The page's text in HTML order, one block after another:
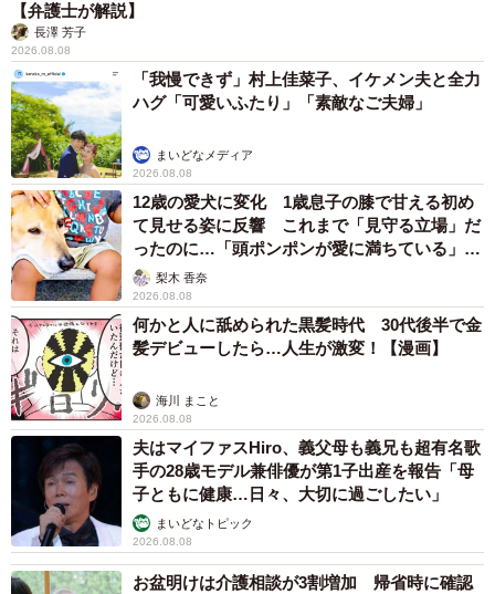
「デートで映画に行くなら事前に席を予約しておく」という声も多くあ
がっていた。都心の映画館や劇場ならカップルシートを選ぶという選択
肢もある。
映画館でカップルに席を譲ってくれと頼まれたって話に、
いろんな人が意見を述べてる中に
「わざと間に１席開けてその席を挟んだ形で２席を取る。
間の１席を誰も買わなければ二人で荷物置きに使える、誰
かが買ってしまったら席交換を持ちかける、という技が流
行ってる」てのがあって、びっくり
【弁護士が解説】
長澤 芳子
2026.08.08
「我慢できず」村上佳菜子、イケメン夫と全力
ハグ「可愛いふたり」「素敵なご夫婦」
まいどなメディア
2026.08.08
12歳の愛犬に変化 1歳息子の膝で甘える初め
て見せる姿に反響 これまで「見守る立場」だ
ったのに…「頭ポンポンが愛に満ちている」
「尊…」
梨木 香奈
2026.08.08
何かと人に舐められた黒髪時代 30代後半で金
髪デビューしたら…人生が激変！【漫画】
海川 まこと
2026.08.08
夫はマイファスHiro、義父母も義兄も超有名歌
手の28歳モデル兼俳優が第1子出産を報告「母
子ともに健康…日々、大切に過ごしたい」
まいどなトピック
2026.08.08
お盆明けは介護相談が3割増加 帰省時に確認